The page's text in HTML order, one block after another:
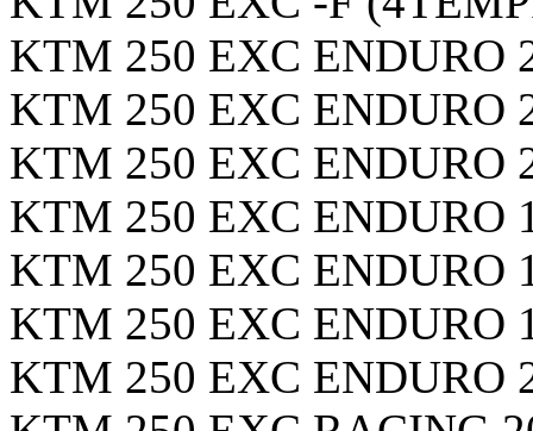
KTM 250 EXC ENDURO
KTM 250 EXC ENDURO
KTM 250 EXC ENDURO
KTM 250 EXC ENDURO
KTM 250 EXC ENDURO
KTM 250 EXC ENDURO
KTM 250 EXC ENDURO